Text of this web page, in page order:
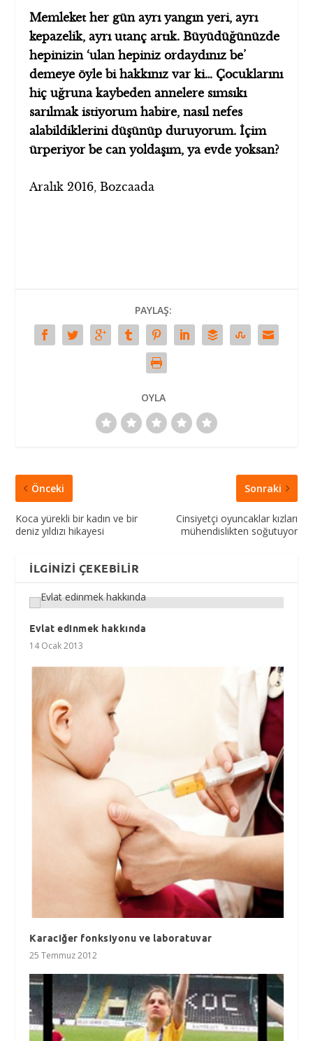
Memleket her gün ayrı yangın yeri, ayrı
kepazelik, ayrı utanç artık. Büyüdüğünüzde
hepinizin ‘ulan hepiniz ordaydınız be’
demeye öyle bi hakkınız var ki… Çocuklarını
hiç uğruna kaybeden annelere sımsıkı
sarılmak istiyorum habire, nasıl nefes
alabildiklerini düşünüp duruyorum.İçim
ürperiyor be can yoldaşım, ya evde yoksan?
Aralık 2016, Bozcaada
PAYLAŞ:
OYLA
Önceki
Koca yürekli bir kadın ve bir
deniz yıldızı hikayesi
Sonraki
Cinsiyetçi oyuncaklar kızları
mühendislikten soğutuyor
İLGINIZI ÇEKEBILIR
Evlat edinmek hakkında
14 Ocak 2013
Karaciğer fonksiyonu ve laboratuvar
25 Temmuz 2012